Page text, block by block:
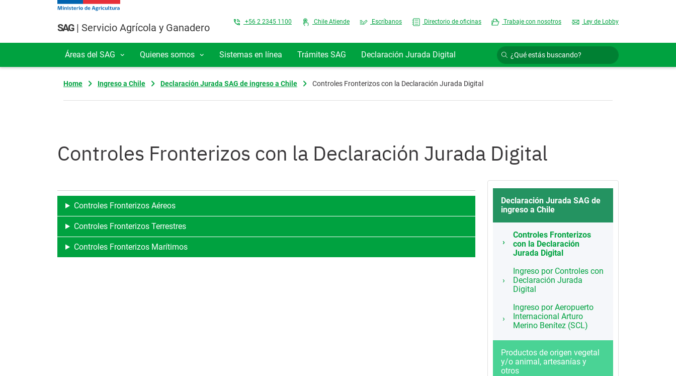
Pasar al contenido principal
SAG| Servicio Agrícola y Ganadero Top Menu
+56 2 2345 1100 Chile Atiende Escríbanos Directorio de oficinas Trabaje con nosotros Ley de Lobby
Navegación principal
Áreas del SAG Quienes somos Sistemas en línea Trámites SAG Declaración Jurada Digital
Home Ingreso a Chile Declaración Jurada SAG de ingreso a Chile Controles Fronterizos con la Declaración Jurada Digital
Controles Fronterizos con la Declaración Jurada Digital
Controles Fronterizos Aéreos
Controles Fronterizos Terrestres
Controles Fronterizos Marítimos
Declaración Jurada SAG de
ingreso a Chile
Controles Fronterizos
con la Declaración
Jurada Digital
Ingreso por Controles con
Declaración Jurada
Digital
Ingreso por Aeropuerto
Internacional Arturo
Merino Benítez (SCL)
Productos de origen vegetal
y/o animal, artesanías y
otros